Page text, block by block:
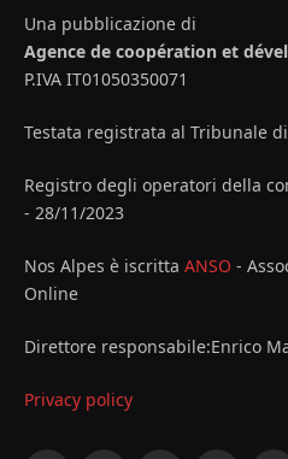
Una pubblicazione di
Agence de coopération et
P.IVA IT01050350071
Testata registrata al Tribunale
Registro degli operatori della
- 28/11/2023
Nos Alpes è iscritta ANSO -
Online
Direttore responsabile:Enrico
Privacy policy